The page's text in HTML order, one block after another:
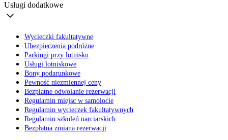
Usługi dodatkowe
Wycieczki fakultatywne
Ubezpieczenia podróżne
Parkingi przy lotnisku
Usługi lotniskowe
Bony podarunkowe
Pewność niezmiennej ceny
Bezpłatne odwołanie rezerwacji
Regulamin miejsc w samolocie
Regulamin wycieczek fakultatywnych
Regulamin szkoleń narciarskich
Bezpłatna zmiana rezerwacji